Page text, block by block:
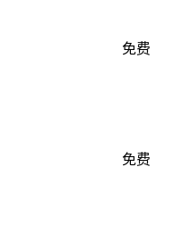
免费
免费